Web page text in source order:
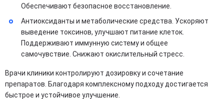
Обеспечивают безопасное восстановление.
Антиоксиданты и метаболические средства. Ускоряют
выведение токсинов, улучшают питание клеток.
Поддерживают иммунную систему и общее
самочувствие. Снижают окислительный стресс.
Врачи клиники контролируют дозировку и сочетание
препаратов. Благодаря комплексному подходу достигается
быстрое и устойчивое улучшение.